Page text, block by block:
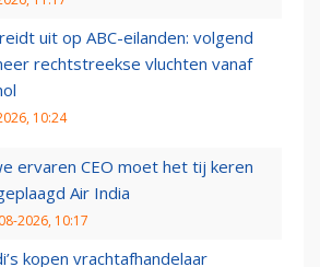
uit op ABC-eilanden: volgend
rechtstreekse vluchten vanaf
10:24
ervaren CEO moet het tij keren
Air India
2026, 10:17
kopen vrachtafhandelaar